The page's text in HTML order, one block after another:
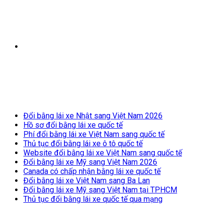
for
Đổi bằng lái xe Nhật sang Việt Nam 2026
Hồ sơ đổi bằng lái xe quốc tế
Phí đổi bằng lái xe Việt Nam sang quốc tế
Thủ tục đổi bằng lái xe ô tô quốc tế
Website đổi bằng lái xe Việt Nam sang quốc tế
Đổi bằng lái xe Mỹ sang Việt Nam 2026
Canada có chấp nhận bằng lái xe quốc tế
Đổi bằng lái xe Việt Nam sang Ba Lan
Đổi bằng lái xe Mỹ sang Việt Nam tại TPHCM
Thủ tục đổi bằng lái xe quốc tế qua mạng